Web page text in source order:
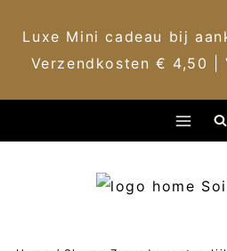
Luxe Mini cadeau bij
Verzendkosten € 4,50
naar